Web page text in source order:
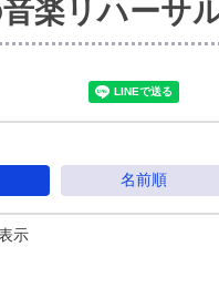
楽リハーサ
名前順
示